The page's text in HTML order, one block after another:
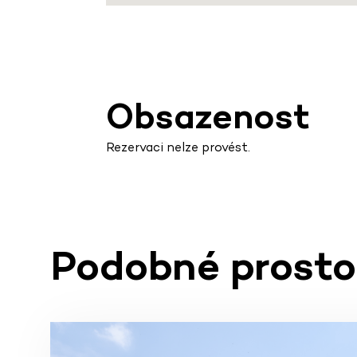
Obsazenost
Rezervaci nelze provést.
Podobné